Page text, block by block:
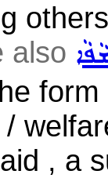
also
, a